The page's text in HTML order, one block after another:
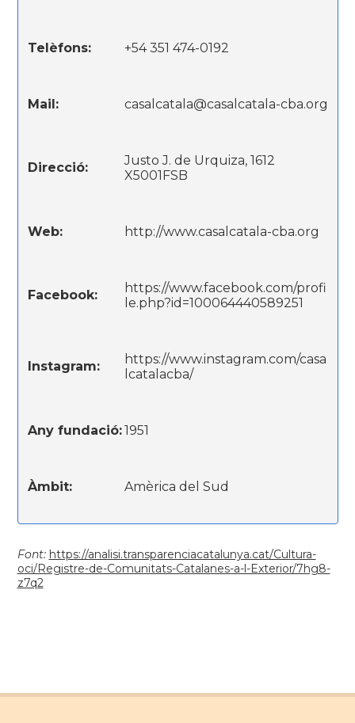
Telèfons: +54 351 474-0192
Mail: casalcatala@casalcatala-cba.org
Direcció:
Justo J. de Urquiza, 1612
X5001FSB
Web: http://www.casalcatala-cba.org
Facebook:
https://www.facebook.com/profi
le.php?id=100064440589251
Instagram:
https://www.instagram.com/casa
lcatalacba/
Any fundació:1951
Àmbit: Amèrica del Sud
Font: https://analisi.transparenciacatalunya.cat/Cultura-
oci/Registre-de-Comunitats-Catalanes-a-l-Exterior/7hg8-
z7q2